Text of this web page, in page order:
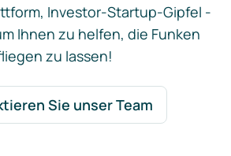
Investor-Startup-Gipfel -
Ihnen zu helfen, die Funken
zu lassen!
Sie unser Team